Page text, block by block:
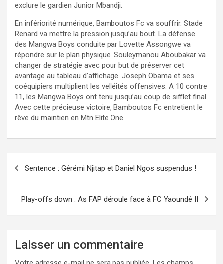
exclure le gardien Junior Mbandji.
En infériorité numérique, Bamboutos Fc va souffrir. Stade
Renard va mettre la pression jusqu’au bout. La défense
des Mangwa Boys conduite par Lovette Assongwe va
répondre sur le plan physique. Souleymanou Aboubakar va
changer de stratégie avec pour but de préserver cet
avantage au tableau d’affichage. Joseph Obama et ses
coéquipiers multiplient les velléités offensives. A 10 contre
11, les Mangwa Boys ont tenu jusqu’au coup de sifflet final.
Avec cette précieuse victoire, Bamboutos Fc entretient le
rêve du maintien en Mtn Elite One.
Sentence : Gérémi Njitap et Daniel Ngos suspendus !
Play-offs down : As FAP déroule face à FC Yaoundé II
Laisser un commentaire